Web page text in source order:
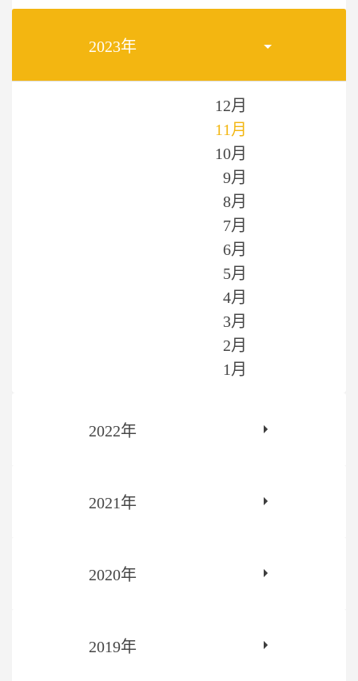
2023年
12月
11月
10月
9月
8月
7月
6月
5月
4月
3月
2月
1月
2022年
2021年
2020年
2019年